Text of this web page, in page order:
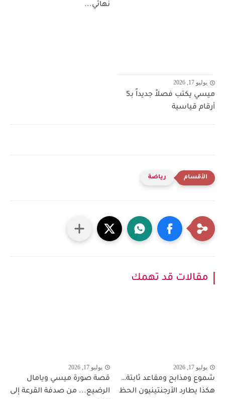
نهائي...
يوليو 17, 2026
ميسي يكتب فصلاً جديداً بـ5
أرقام قياسية
رياضة
مقالات قد تهمك
يوليو 17, 2026
شموع ومذابح ومقاعد ثابتة…
هكذا يطارد الأرجنتينيون الحظ
يوليو 17, 2026
قصة صورة ميسي ويامال
الرضيع... من صدفة القرعة إلى